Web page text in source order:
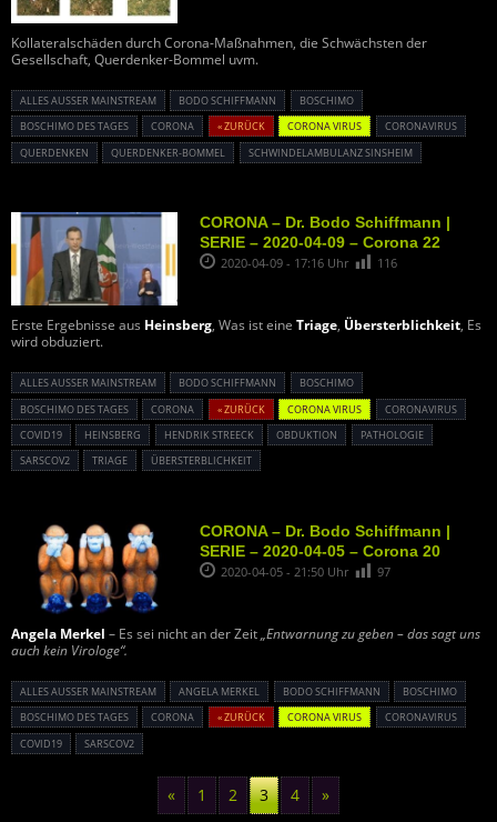
Kollateralschäden durch Corona-Maßnahmen, die Schwächsten der
Gesellschaft, Querdenker-Bommel uvm.
ALLES AUSSER MAINSTREAM BODO SCHIFFMANN
BOSCHIMO
BOSCHIMO DES TAGES
CORONA « ZURÜCK CORONA VIRUS
CORONAVIRUS
QUERDENKEN
QUERDENKER-BOMMEL SCHWINDELAMBULANZ SINSHEIM
CORONA – Dr. Bodo Schiffmann |
SERIE – 2020-04-09 – Corona 22
2020-04-09 - 17:16 Uhr 116
Erste Ergebnisse aus Heinsberg, Was ist eine Triage, Übersterblichkeit, Es
wird obduziert.
ALLES AUSSER MAINSTREAM BODO SCHIFFMANN
BOSCHIMO
BOSCHIMO DES TAGES
CORONA « ZURÜCK CORONA VIRUS
CORONAVIRUS
COVID19
HEINSBERG HENDRIK STREECK OBDUKTION
PATHOLOGIE
SARSCOV2
TRIAGE ÜBERSTERBLICHKEIT
CORONA – Dr. Bodo Schiffmann |
SERIE – 2020-04-05 – Corona 20
2020-04-05 - 21:50 Uhr 97
Angela Merkel – Es sei nicht an der Zeit„Entwarnung zu geben – das sagt uns
auch kein Virologe“.
ALLES AUSSER MAINSTREAM ANGELA MERKEL BODO SCHIFFMANN
BOSCHIMO
BOSCHIMO DES TAGES
CORONA « ZURÜCK CORONA VIRUS
CORONAVIRUS
COVID19
SARSCOV2
« 1 2 3 4 »